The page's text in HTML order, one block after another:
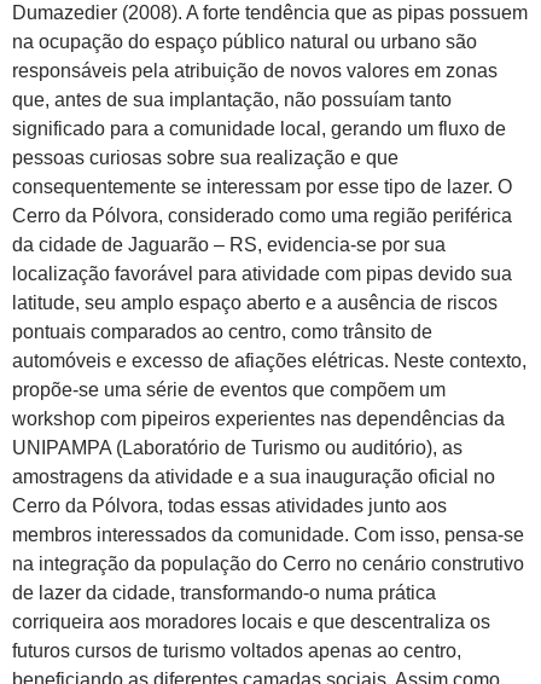
Dumazedier (2008). A forte tendência que as pipas possuem
na ocupação do espaço público natural ou urbano são
responsáveis pela atribuição de novos valores em zonas
que, antes de sua implantação, não possuíam tanto
significado para a comunidade local, gerando um fluxo de
pessoas curiosas sobre sua realização e que
consequentemente se interessam por esse tipo de lazer. O
Cerro da Pólvora, considerado como uma região periférica
da cidade de Jaguarão – RS, evidencia-se por sua
localização favorável para atividade com pipas devido sua
latitude, seu amplo espaço aberto e a ausência de riscos
pontuais comparados ao centro, como trânsito de
automóveis e excesso de afiações elétricas. Neste contexto,
propõe-se uma série de eventos que compõem um
workshop com pipeiros experientes nas dependências da
UNIPAMPA (Laboratório de Turismo ou auditório), as
amostragens da atividade e a sua inauguração oficial no
Cerro da Pólvora, todas essas atividades junto aos
membros interessados da comunidade. Com isso, pensa-se
na integração da população do Cerro no cenário construtivo
de lazer da cidade, transformando-o numa prática
corriqueira aos moradores locais e que descentraliza os
futuros cursos de turismo voltados apenas ao centro,
beneficiando as diferentes camadas sociais. Assim como,